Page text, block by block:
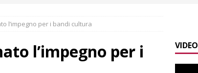
in Calabria: prosegue la missione contro gli
provinciale 661 tra Sanfrè e Bra nuova segnaletica per
l’impegno per i bandi cultura
l’impegno per i
VIDEO